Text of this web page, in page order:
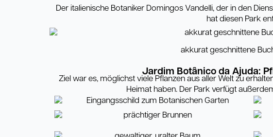
Der italienische Botaniker Domingos Vandelli, der in den
hat diesen Park
akkurat geschnittene
Jardim Botânico da Ajuda:
Ziel war es, möglichst viele Pflanzen aus aller Welt zu
Heimat haben. Der Park verfügt